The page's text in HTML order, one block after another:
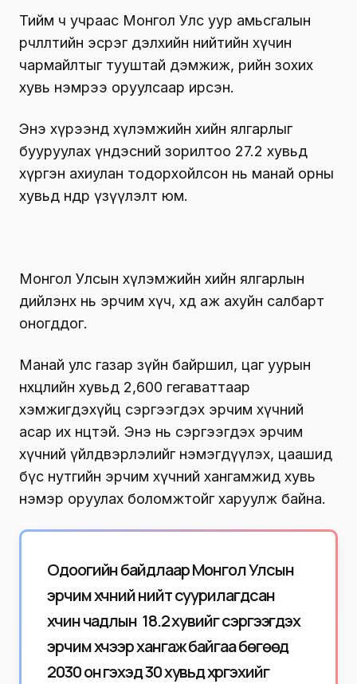
Тийм ч учраас Монгол Улс уур амьсгалын
өөрчлөлтийн эсрэг дэлхийн нийтийн хүчин
чармайлтыг тууштай дэмжиж, өөрийн зохих
хувь нэмрээ оруулсаар ирсэн.
Энэ хүрээнд хүлэмжийн хийн ялгарлыг
бууруулах үндэсний зорилтоо 27.2 хувьд
хүргэн ахиулан тодорхойлсон нь манай орны
хувьд өндөр үзүүлэлт юм.
Монгол Улсын хүлэмжийн хийн ялгарлын
дийлэнх нь эрчим хүч, хөдөө аж ахуйн салбарт
оногддог.
Манай улс газар зүйн байршил, цаг уурын
нөхцөлийн хувьд 2,600 гегаваттаар
хэмжигдэхүйц сэргээгдэх эрчим хүчний
асар их нөөцтэй. Энэ нь сэргээгдэх эрчим
хүчний үйлдвэрлэлийг нэмэгдүүлэх, цаашид
бүс нутгийн эрчим хүчний хангамжид хувь
нэмэр оруулах боломжтойг харуулж байна.
Одоогийн байдлаар Монгол Улсын
эрчим хүчний нийт суурилагдсан
хүчин чадлын 18.2 хувийг сэргээгдэх
эрчим хүчээр хангаж байгаа бөгөөд
2030 он гэхэд 30 хувьд хүргэхийг